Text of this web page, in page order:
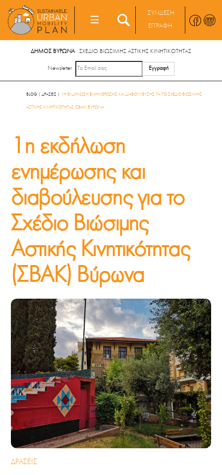
content
MENU
ΣΥΝΔΕΣΗ
ΕΓΓΡΑΦΗ
ΔΗΜΟΣ ΒΥΡΩΝΑ ΣΧΕΔΙΟ ΒΙΩΣΙΜΗΣ ΑΣΤΙΚΗΣ ΚΙΝΗΤΙΚΟΤΗΤΑΣ
Newsletter
BLOG| ΔΡΑΣΕΙΣ 1Η ΕΚΔΗΛΩΣΗ ΕΝΗΜΕΡΩΣΗΣ ΚΑΙ ΔΙΑΒΟΥΛΕΥΣΗΣ ΓΙΑ ΤΟ ΣΧΕΔΙΟ ΒΙΩΣΙΜΗΣ
ΑΣΤΙΚΗΣ ΚΙΝΗΤΙΚΟΤΗΤΑΣ (ΣΒΑΚ) ΒΥΡΩΝΑ
1η εκδήλωση
ενημέρωσης και
διαβούλευσης για το
Σχέδιο Βιώσιμης
Αστικής Κινητικότητας
(ΣΒΑΚ) Βύρωνα
ΔΡΑΣΕΙΣ